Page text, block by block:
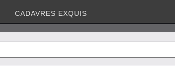
CADAVRES EXQUIS